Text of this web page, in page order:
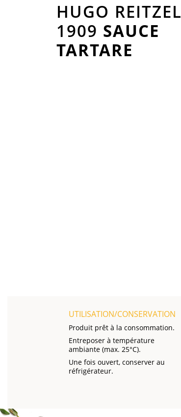
HUGO REITZEL
1909 SAUCE
TARTARE
UTILISATION/CONSERVATION
Produit prêt à la consommation.
Entreposer à température
ambiante (max. 25°C).
Une fois ouvert, conserver au
réfrigérateur.